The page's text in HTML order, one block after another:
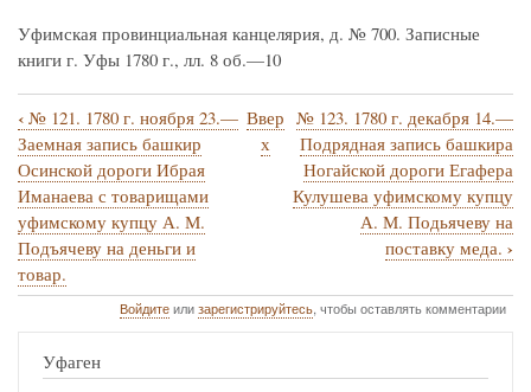
Уфимская провинциальная канцелярия, д. № 700. Записные
книги г. Уфы 1780 г., лл. 8 об.—10
Перекрёстные
ссылки
книги
для
№
1780
‹ № 121. 1780 г. ноября 23.—
Заемная запись башкир
Осинской дороги Ибрая
Иманаева с товарищами
уфимскому купцу А. М.
Подъячеву на деньги и
товар.
Ввер
х
№ 123. 1780 г. декабря 14.—
Подрядная запись башкира
Ногайской дороги Егафера
Кулушева уфимскому купцу
А. М. Подьячеву на
поставку меда. ›
Войдитеилизарегистрируйтесь, чтобы оставлять комментарии
Уфаген